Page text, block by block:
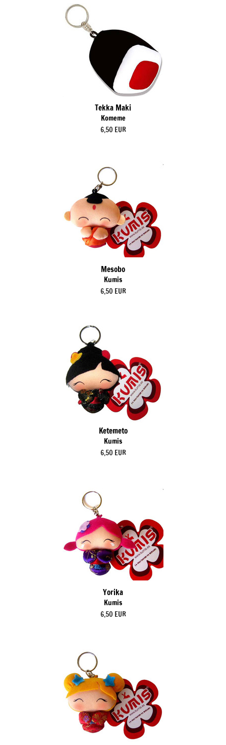
Tekka Maki
Komeme
6,50 EUR
Mesobo
Kumis
6,50 EUR
Ketemeto
Kumis
6,50 EUR
Yorika
Kumis
6,50 EUR